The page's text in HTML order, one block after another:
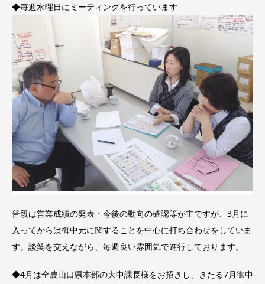
◆毎週水曜日にミーティングを行っています
普段は営業成績の発表・今後の動向の確認等が主ですが、3月に
入ってからは御中元に関することを中心に打ち合わせをしていま
す。談笑を交えながら、毎週良い雰囲気で進行しております。
◆4月は全農山口県本部の大中課長様をお招きし、きたる7月御中